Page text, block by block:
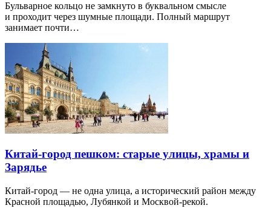
Бульварное кольцо не замкнуто в буквальном смысле
и проходит через шумные площади. Полный маршрут
занимает почти…
Китай-город пешком: старые улицы, храмы и
Зарядье
Китай-город — не одна улица, а исторический район между
Красной площадью, Лубянкой и Москвой-рекой.